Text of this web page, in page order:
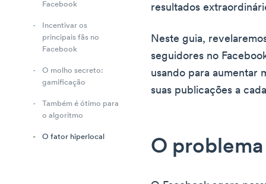
Facebook
Incentivar os
principais fãs no
Facebook
O molho secreto:
gamificação
Também é ótimo para
o algoritmo
O fator hiperlocal
resultados
Neste guia,
seguidores no
usando para aumentar
suas publicações a
O